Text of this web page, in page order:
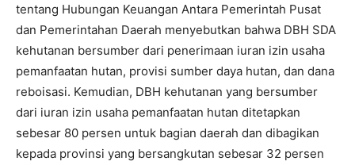
tentang Hubungan Keuangan Antara Pemerintah Pusat
dan Pemerintahan Daerah menyebutkan bahwa DBH SDA
kehutanan bersumber dari penerimaan iuran izin usaha
pemanfaatan hutan, provisi sumber daya hutan, dan dana
reboisasi. Kemudian, DBH kehutanan yang bersumber
dari iuran izin usaha pemanfaatan hutan ditetapkan
sebesar 80 persen untuk bagian daerah dan dibagikan
kepada provinsi yang bersangkutan sebesar 32 persen